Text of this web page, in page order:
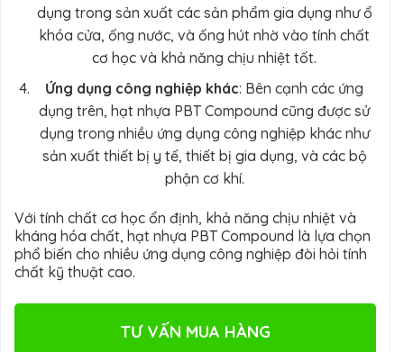
dụng trong sản xuất các sản phẩm gia dụng như ổ
khóa cửa, ống nước, và ống hút nhờ vào tính chất
cơ học và khả năng chịu nhiệt tốt.
Ứng dụng công nghiệp khác: Bên cạnh các ứng
dụng trên, hạt nhựa PBT Compound cũng được sử
dụng trong nhiều ứng dụng công nghiệp khác như
sản xuất thiết bị y tế, thiết bị gia dụng, và các bộ
phận cơ khí.
Với tính chất cơ học ổn định, khả năng chịu nhiệt và
kháng hóa chất, hạt nhựa PBT Compound là lựa chọn
phổ biến cho nhiều ứng dụng công nghiệp đòi hỏi tính
chất kỹ thuật cao.
TƯ VẤN MUA HÀNG